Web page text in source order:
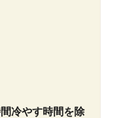
冷やす時間を除